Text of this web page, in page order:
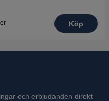
Köp
och erbjudanden direkt